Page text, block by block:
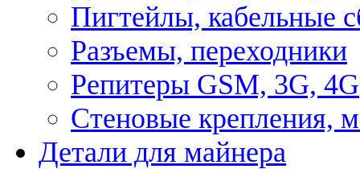
Пигтейлы, кабельные
Разъемы, переходники
Репитеры GSM, 3G, 4G
Стеновые крепления,
Детали для майнера